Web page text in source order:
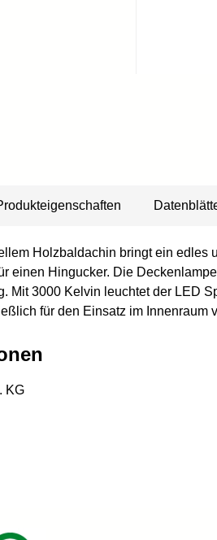
Holzbaldachin bringt ein
einen Hingucker. Die
Mit 3000 Kelvin leuchtet der LED
für den Einsatz im
KG